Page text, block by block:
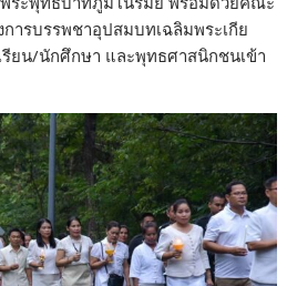
ารบรรพชาอุปสมบทเฉลิมพระเกีย
รียน/นักศึกษา และพุทธศาสนิกชนเข้า